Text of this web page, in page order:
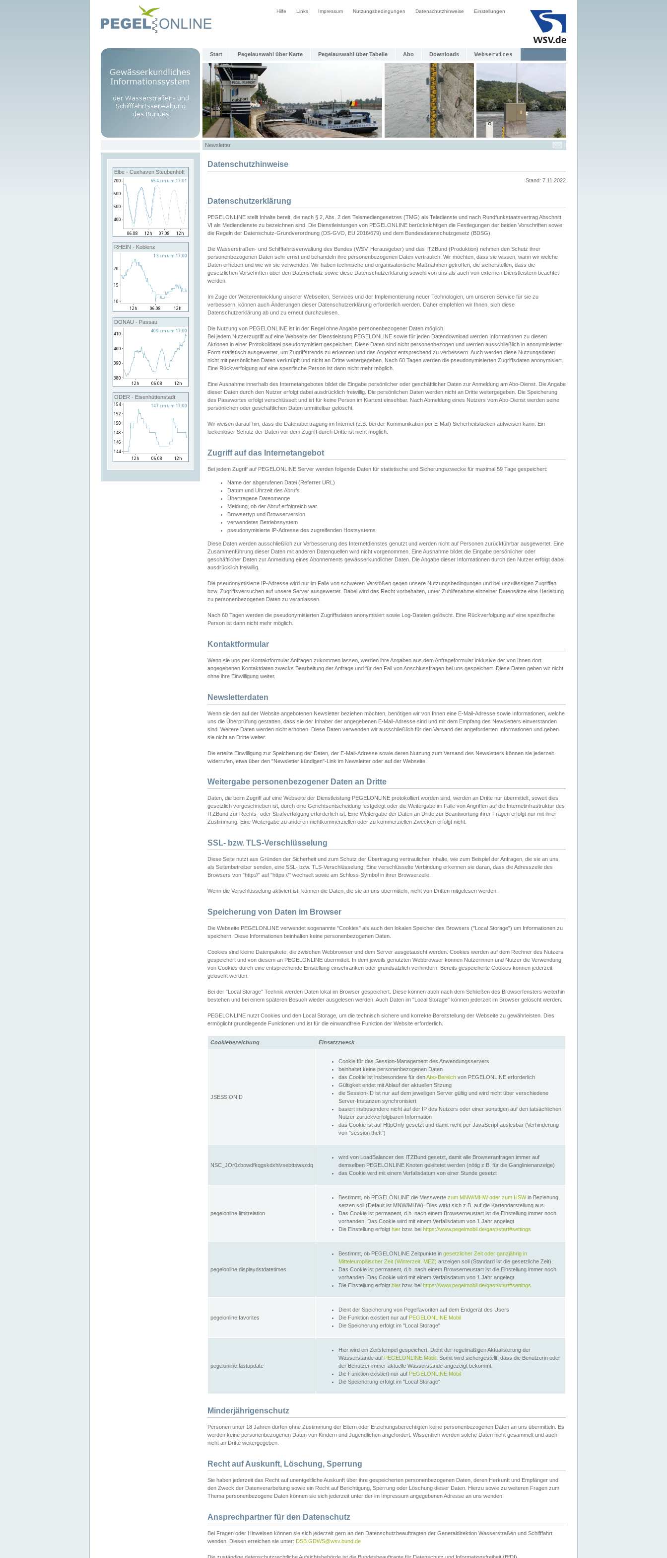
Hilfe Links Impressum Nutzungsbedingungen Datenschutzhinweise Einstellungen
Start Pegelauswahl über Karte Pegelauswahl über Tabelle Abo Downloads Webservices
Newsletter
Elbe - Cuxhaven Steubenhöft
RHEIN - Koblenz
DONAU - Passau
ODER - Eisenhüttenstadt
Datenschutzhinweise
Stand: 7.11.2022
Datenschutzerklärung
PEGELONLINE stellt Inhalte bereit, die nach § 2, Abs. 2 des Telemediengesetzes (TMG) als Teledienste und nach Rundfunkstaatsvertrag Abschnitt
VI als Mediendienste zu bezeichnen sind. Die Dienstleistungen von PEGELONLINE berücksichtigen die Festlegungen der beiden Vorschriften sowie
die Regeln der Datenschutz-Grundverordnung (DS-GVO, EU 2016/679) und dem Bundesdatenschutzgesetz (BDSG).
Die Wasserstraßen- und Schifffahrtsverwaltung des Bundes (WSV, Herausgeber) und das ITZBund (Produktion) nehmen den Schutz ihrer
personenbezogenen Daten sehr ernst und behandeln ihre personenbezogenen Daten vertraulich. Wir möchten, dass sie wissen, wann wir welche
Daten erheben und wie wir sie verwenden. Wir haben technische und organisatorische Maßnahmen getroffen, die sicherstellen, dass die
gesetzlichen Vorschriften über den Datenschutz sowie diese Datenschutzerklärung sowohl von uns als auch von externen Dienstleistern beachtet
werden.
Im Zuge der Weiterentwicklung unserer Webseiten, Services und der Implementierung neuer Technologien, um unseren Service für sie zu
verbessern, können auch Änderungen dieser Datenschutzerklärung erforderlich werden. Daher empfehlen wir Ihnen, sich diese
Datenschutzerklärung ab und zu erneut durchzulesen.
Die Nutzung von PEGELONLINE ist in der Regel ohne Angabe personenbezogener Daten möglich.
Bei jedem Nutzerzugriff auf eine Webseite der Dienstleistung PEGELONLINE sowie für jeden Datendownload werden Informationen zu diesen
Aktionen in einer Protokolldatei pseudonymisiert gespeichert. Diese Daten sind nicht personenbezogen und werden ausschließlich in anonymisierter
Form statistisch ausgewertet, um Zugriffstrends zu erkennen und das Angebot entsprechend zu verbessern. Auch werden diese Nutzungsdaten
nicht mit persönlichen Daten verknüpft und nicht an Dritte weitergegeben. Nach 60 Tagen werden die pseudonymisierten Zugriffsdaten anonymisiert.
Eine Rückverfolgung auf eine spezifische Person ist dann nicht mehr möglich.
Eine Ausnahme innerhalb des Internetangebotes bildet die Eingabe persönlicher oder geschäftlicher Daten zur Anmeldung am Abo-Dienst. Die Angabe
dieser Daten durch den Nutzer erfolgt dabei ausdrücklich freiwillig. Die persönlichen Daten werden nicht an Dritte weitergegeben. Die Speicherung
des Passwortes erfolgt verschlüsselt und ist für keine Person im Klartext einsehbar. Nach Abmeldung eines Nutzers vom Abo-Dienst werden seine
persönlichen oder geschäftlichen Daten unmittelbar gelöscht.
Wir weisen darauf hin, dass die Datenübertragung im Internet (z.B. bei der Kommunikation per E-Mail) Sicherheitslücken aufweisen kann. Ein
lückenloser Schutz der Daten vor dem Zugriff durch Dritte ist nicht möglich.
Zugriff auf das Internetangebot
Bei jedem Zugriff auf PEGELONLINE Server werden folgende Daten für statistische und Sicherungszwecke für maximal 59 Tage gespeichert:
Name der abgerufenen Datei (Referrer URL)
Datum und Uhrzeit des Abrufs
Übertragene Datenmenge
Meldung, ob der Abruf erfolgreich war
Browsertyp und Browserversion
verwendetes Betriebssystem
pseudonymisierte IP-Adresse des zugreifenden Hostsystems
Diese Daten werden ausschließlich zur Verbesserung des Internetdienstes genutzt und werden nicht auf Personen zurückführbar ausgewertet. Eine
Zusammenführung dieser Daten mit anderen Datenquellen wird nicht vorgenommen. Eine Ausnahme bildet die Eingabe persönlicher oder
geschäftlicher Daten zur Anmeldung eines Abonnements gewässerkundlicher Daten. Die Angabe dieser Informationen durch den Nutzer erfolgt dabei
ausdrücklich freiwillig.
Die pseudonymisierte IP-Adresse wird nur im Falle von schweren Verstößen gegen unsere Nutzungsbedingungen und bei unzulässigen Zugriffen
bzw. Zugriffsversuchen auf unsere Server ausgewertet. Dabei wird das Recht vorbehalten, unter Zuhilfenahme einzelner Datensätze eine Herleitung
zu personenbezogenen Daten zu veranlassen.
Nach 60 Tagen werden die pseudonymisierten Zugriffsdaten anonymisiert sowie Log-Dateien gelöscht. Eine Rückverfolgung auf eine spezifische
Person ist dann nicht mehr möglich.
Kontaktformular
Wenn sie uns per Kontaktformular Anfragen zukommen lassen, werden ihre Angaben aus dem Anfrageformular inklusive der von Ihnen dort
angegebenen Kontaktdaten zwecks Bearbeitung der Anfrage und für den Fall von Anschlussfragen bei uns gespeichert. Diese Daten geben wir nicht
ohne ihre Einwilligung weiter.
Newsletterdaten
Wenn sie den auf der Website angebotenen Newsletter beziehen möchten, benötigen wir von Ihnen eine E-Mail-Adresse sowie Informationen, welche
uns die Überprüfung gestatten, dass sie der Inhaber der angegebenen E-Mail-Adresse sind und mit dem Empfang des Newsletters einverstanden
sind. Weitere Daten werden nicht erhoben. Diese Daten verwenden wir ausschließlich für den Versand der angeforderten Informationen und geben
sie nicht an Dritte weiter.
Die erteilte Einwilligung zur Speicherung der Daten, der E-Mail-Adresse sowie deren Nutzung zum Versand des Newsletters können sie jederzeit
widerrufen, etwa über den "Newsletter kündigen"-Link im Newsletter oder auf der Webseite.
Weitergabe personenbezogener Daten an Dritte
Daten, die beim Zugriff auf eine Webseite der Dienstleistung PEGELONLINE protokolliert worden sind, werden an Dritte nur übermittelt, soweit dies
gesetzlich vorgeschrieben ist, durch eine Gerichtsentscheidung festgelegt oder die Weitergabe im Falle von Angriffen auf die Internetinfrastruktur des
ITZBund zur Rechts- oder Strafverfolgung erforderlich ist. Eine Weitergabe der Daten an Dritte zur Beantwortung ihrer Fragen erfolgt nur mit ihrer
Zustimmung. Eine Weitergabe zu anderen nichtkommerziellen oder zu kommerziellen Zwecken erfolgt nicht.
SSL- bzw. TLS-Verschlüsselung
Diese Seite nutzt aus Gründen der Sicherheit und zum Schutz der Übertragung vertraulicher Inhalte, wie zum Beispiel der Anfragen, die sie an uns
als Seitenbetreiber senden, eine SSL- bzw. TLS-Verschlüsselung. Eine verschlüsselte Verbindung erkennen sie daran, dass die Adresszeile des
Browsers von "http://" auf "https://" wechselt sowie am Schloss-Symbol in ihrer Browserzeile.
Wenn die Verschlüsselung aktiviert ist, können die Daten, die sie an uns übermitteln, nicht von Dritten mitgelesen werden.
Speicherung von Daten im Browser
Die Webseite PEGELONLINE verwendet sogenannte "Cookies" als auch den lokalen Speicher des Browsers ("Local Storage") um Informationen zu
speichern. Diese Informationen beinhalten keine personenbezogenen Daten.
Cookies sind kleine Datenpakete, die zwischen Webbrowser und dem Server ausgetauscht werden. Cookies werden auf dem Rechner des Nutzers
gespeichert und von diesem an PEGELONLINE übermittelt. In dem jeweils genutzten Webbrowser können Nutzerinnen und Nutzer die Verwendung
von Cookies durch eine entsprechende Einstellung einschränken oder grundsätzlich verhindern. Bereits gespeicherte Cookies können jederzeit
gelöscht werden.
Bei der "Local Storage" Technik werden Daten lokal im Browser gespeichert. Diese können auch nach dem Schließen des Browserfensters weiterhin
bestehen und bei einem späteren Besuch wieder ausgelesen werden. Auch Daten im "Local Storage" können jederzeit im Browser gelöscht werden.
PEGELONLINE nutzt Cookies und den Local Storage, um die technisch sichere und korrekte Bereitstellung der Webseite zu gewährleisten. Dies
ermöglicht grundlegende Funktionen und ist für die einwandfreie Funktion der Website erforderlich.
Cookiebezeichung Einsatzzweck
JSESSIONID
Cookie für das Session-Management des Anwendungsservers
beinhaltet keine personenbezogenen Daten
das Cookie ist insbesondere für denAbo-Bereich von PEGELONLINE erforderlich
Gültigkeit endet mit Ablauf der aktuellen Sitzung
die Session-ID ist nur auf dem jeweiligen Server gültig und wird nicht über verschiedene
Server-Instanzen synchronisiert
basiert insbesondere nicht auf der IP des Nutzers oder einer sonstigen auf den tatsächlichen
Nutzer zurückverfolgbaren Information
das Cookie ist auf HttpOnly gesetzt und damit nicht per JavaScript auslesbar (Verhinderung
von "session theft")
NSC_JOr0zbowdfkqgskdxhlvsebttswszdq
wird von LoadBalancer des ITZBund gesetzt, damit alle Browseranfragen immer auf
demselben PEGELONLINE Knoten geleitetet werden (nötig z.B. für die Ganglinienanzeige)
das Cookie wird mit einem Verfallsdatum von einer Stunde gesetzt
pegelonline.limitrelation
Bestimmt, ob PEGELONLINE die Messwerte zum MNW/MHW oder zum HSWin Beziehung
setzen soll (Default ist MNW/MHW). Dies wirkt sich z.B. auf die Kartendarstellung aus.
Das Cookie ist permanent, d.h. nach einem Browserneustart ist die Einstellung immer noch
vorhanden. Das Cookie wird mit einem Verfallsdatum von 1 Jahr angelegt.
Die Einstellung erfolgt hier bzw. bei https://www.pegelmobil.de/gast/start#settings
pegelonline.displaydstdatetimes
Bestimmt, ob PEGELONLINE Zeitpunkte in gesetzlicher Zeit oder ganzjährig in
Mitteleuropäischer Zeit (Winterzeit, MEZ) anzeigen soll (Standard ist die gesetzliche Zeit).
Das Cookie ist permanent, d.h. nach einem Browserneustart ist die Einstellung immer noch
vorhanden. Das Cookie wird mit einem Verfallsdatum von 1 Jahr angelegt.
Die Einstellung erfolgt hier bzw. bei https://www.pegelmobil.de/gast/start#settings
pegelonline.favorites
Dient der Speicherung von Pegelfavoriten auf dem Endgerät des Users
Die Funktion existiert nur auf PEGELONLINE Mobil
Die Speicherung erfolgt im "Local Storage"
pegelonline.lastupdate
Hier wird ein Zeitstempel gespeichert. Dient der regelmäßigen Aktualisierung der
Wasserstände auf PEGELONLINE Mobil . Somit wird sichergestellt, dass die Benutzerin oder
der Benutzer immer aktuelle Wasserstände angezeigt bekommt.
Die Funktion existiert nur auf PEGELONLINE Mobil
Die Speicherung erfolgt im "Local Storage"
Minderjährigenschutz
Personen unter 18 Jahren dürfen ohne Zustimmung der Eltern oder Erziehungsberechtigten keine personenbezogenen Daten an uns übermitteln. Es
werden keine personenbezogenen Daten von Kindern und Jugendlichen angefordert. Wissentlich werden solche Daten nicht gesammelt und auch
nicht an Dritte weitergegeben.
Recht auf Auskunft, Löschung, Sperrung
Sie haben jederzeit das Recht auf unentgeltliche Auskunft über ihre gespeicherten personenbezogenen Daten, deren Herkunft und Empfänger und
den Zweck der Datenverarbeitung sowie ein Recht auf Berichtigung, Sperrung oder Löschung dieser Daten. Hierzu sowie zu weiteren Fragen zum
Thema personenbezogene Daten können sie sich jederzeit unter der im Impressum angegebenen Adresse an uns wenden.
Ansprechpartner für den Datenschutz
Bei Fragen oder Hinweisen können sie sich jederzeit gern an den Datenschutzbeauftragten der Generaldirektion Wasserstraßen und Schifffahrt
wenden. Diesen erreichen sie unter: DSB.GDWS@wsv.bund.de